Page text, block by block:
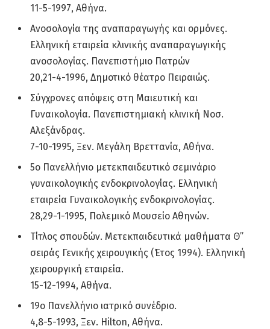
11-5-1997, Αθήνα.
Ανοσολογία της αναπαραγωγής και ορμόνες.
Ελληνική εταιρεία κλινικής αναπαραγωγικής
ανοσολογίας. Πανεπιστήμιο Πατρών
20,21-4-1996, Δημοτικό θέατρο Πειραιώς.
Σύγχρονες απόψεις στη Μαιευτική και
Γυναικολογία. Πανεπιστημιακή κλινική Νοσ.
Αλεξάνδρας.
7-10-1995, Ξεν. Μεγάλη Βρεττανία, Αθήνα.
5ο Πανελλήνιο μετεκπαιδευτικό σεμινάριο
γυναικολογικής ενδοκρινολογίας. Ελληνική
εταιρεία Γυναικολογικής ενδοκρινολογίας.
28,29-1-1995, Πολεμικό Μουσείο Αθηνών.
Τίτλος σπουδών. Μετεκπαιδευτικά μαθήματα Θ”
σειράς Γενικής χειρουγικής (Έτος 1994). Ελληνική
χειρουργική εταιρεία.
15-12-1994, Αθήνα.
19ο Πανελλήνιο ιατρικό συνέδριο.
4,8-5-1993, Ξεν. Hilton, Αθήνα.